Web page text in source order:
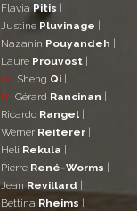
Flavia Pitis
Justine Pluvinage
Nazanin Pouyandeh
Laure Prouvost
Q
Sheng Qi
R Gérard Rancinan
Ricardo Rangel
Werner Reiterer
Heli Rekula
Pierre René-Worms
Jean Revillard
Bettina Rheims